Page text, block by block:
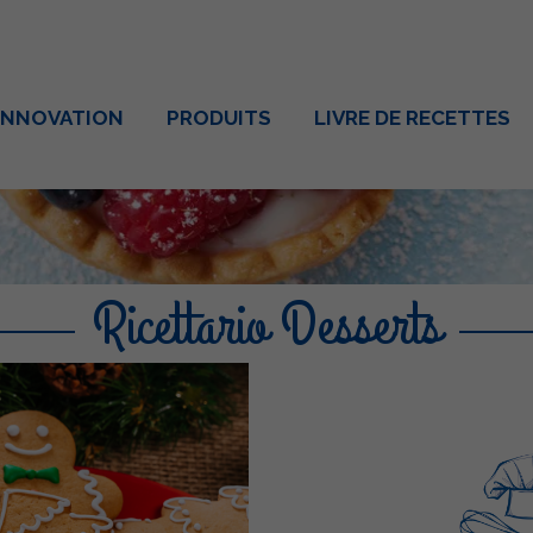
PRODUITS LIVRE DE RECETTES
Ricettario Desserts